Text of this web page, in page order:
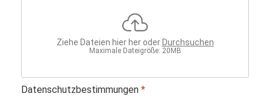
Ziehe Dateien hier her oder Durchsuchen
Maximale Dateigröße: 20MB
Datenschutzbestimmungen *